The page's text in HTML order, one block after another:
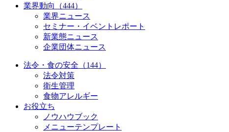
業界動向（444）
業界ニュース
セミナー・イベントレポート
新業態ニュース
企業団体ニュース
法令・食の安全（144）
法令対策
衛生管理
食物アレルギー
お役立ち
ノウハウブック
メニューテンプレート